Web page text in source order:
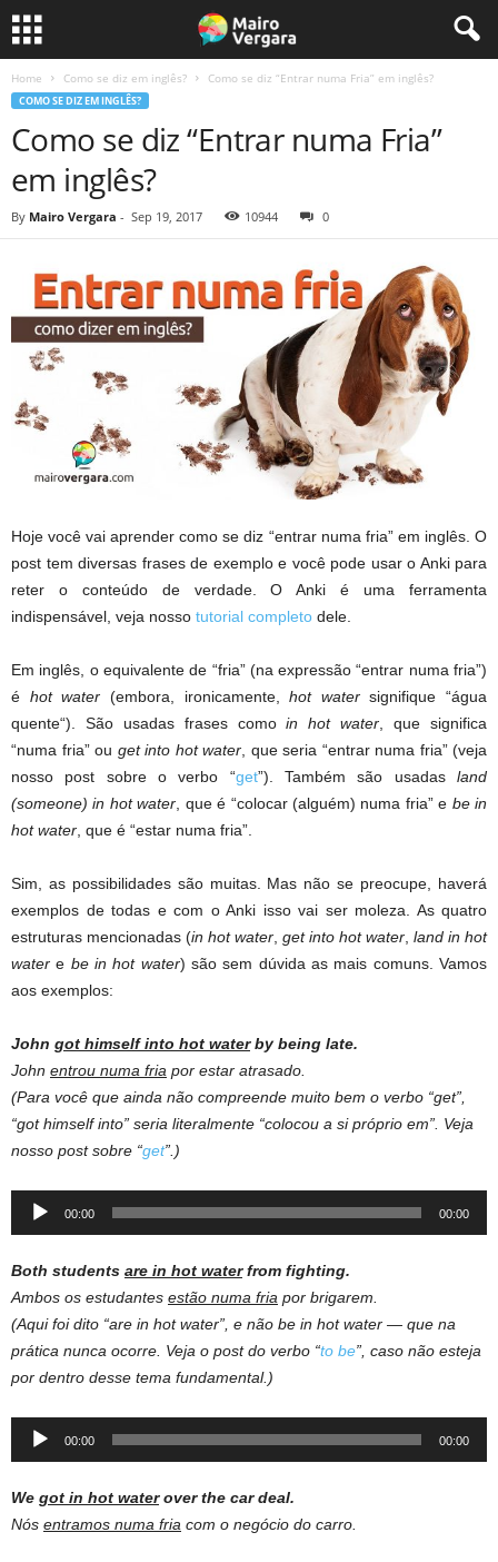
Home Como se diz em inglês? Como se diz “Entrar numa Fria” em inglês?
COMO SE DIZ EM INGLÊS?
Como se diz “Entrar numa Fria”
em inglês?
By Mairo Vergara - Sep 19, 2017 10944 0
Hoje você vai aprender como se diz “entrar numa fria” em inglês. O
post tem diversas frases de exemplo e você pode usar o Anki para
reter o conteúdo de verdade. O Anki é uma ferramenta
indispensável, veja nosso tutorial completo dele.
Em inglês, o equivalente de “fria” (na expressão “entrar numa fria”)
é hot water (embora, ironicamente,hot watersignifique “água
quente“). São usadas frases comoin hot water , que significa
“numa fria” ou get into hot water , que seria “entrar numa fria” (veja
nosso post sobre o verbo “get”). Também são usadasland
(someone) in hot water , que é “colocar (alguém) numa fria” e be in
hot water , que é “estar numa fria”.
Sim, as possibilidades são muitas. Mas não se preocupe, haverá
exemplos de todas e com o Anki isso vai ser moleza. As quatro
estruturas mencionadas (in hot water get into hot water land in hot
water e be in hot water) são sem dúvida as mais comuns. Vamos
aos exemplos:
John got himself into hot waterby being late.
John entrou numa fria por estar atrasado.
(Para você que ainda não compreende muito bem o verbo “get”,
“got himself into” seria literalmente “colocou a si próprio em”. Veja
nosso post sobre “get”.)
Audio
00:00 00:00
Both students are in hot waterfrom fighting.
Ambos os estudantes estão numa fria por brigarem.
(Aqui foi dito “are in hot water”, e não be in hot water — que na
prática nunca ocorre. Veja o post do verbo “to be”, caso não esteja
por dentro desse tema fundamental.)
Audio
00:00 00:00
We got in hot waterover the car deal.
Nós entramos numa fria com o negócio do carro.